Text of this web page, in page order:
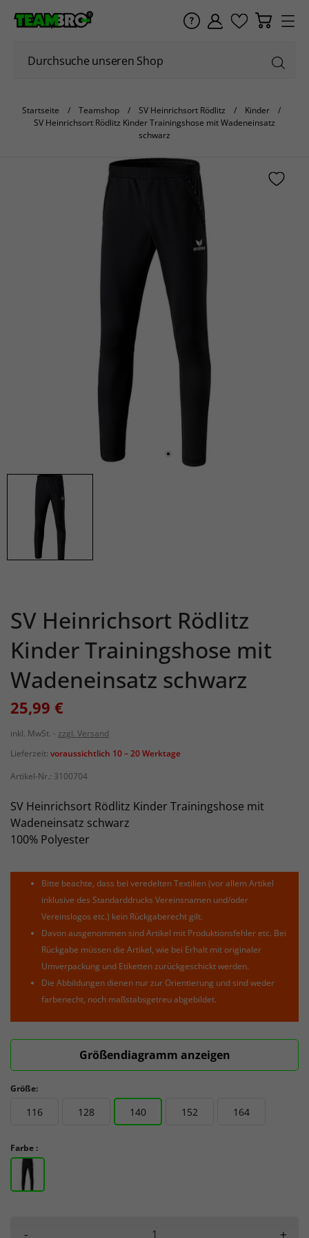
Startseite Teamshop SV Heinrichsort Rödlitz
Kinder
SV Heinrichsort Rödlitz Kinder Trainingshose mit Wadeneinsatz
schwarz
SV Heinrichsort Rödlitz
Kinder Trainingshose mit
Wadeneinsatz schwarz
25,99 €
inkl. MwSt.
zzgl. Versand
Lieferzeit: voraussichtlich 10 – 20 Werktage
Artikel-Nr.: 3100704
SV Heinrichsort Rödlitz Kinder Trainingshose mit
Wadeneinsatz schwarz
100% Polyester
Bitte beachte, dass bei veredelten Textilien (vor allem Artikel
inklusive des Standarddrucks Vereinsnamen und/oder
Vereinslogos etc.) kein Rückgaberecht gilt.
Davon ausgenommen sind Artikel mit Produktionsfehler etc. Bei
Rückgabe müssen die Artikel, wie bei Erhalt mit originaler
Umverpackung und Etiketten zurückgeschickt werden.
Die Abbildungen dienen nur zur Orientierung und sind weder
farbenecht, noch maßstabsgetreu abgebildet.
Größendiagramm anzeigen
Größe:
116 128 140 152 164
Farbe :
- +